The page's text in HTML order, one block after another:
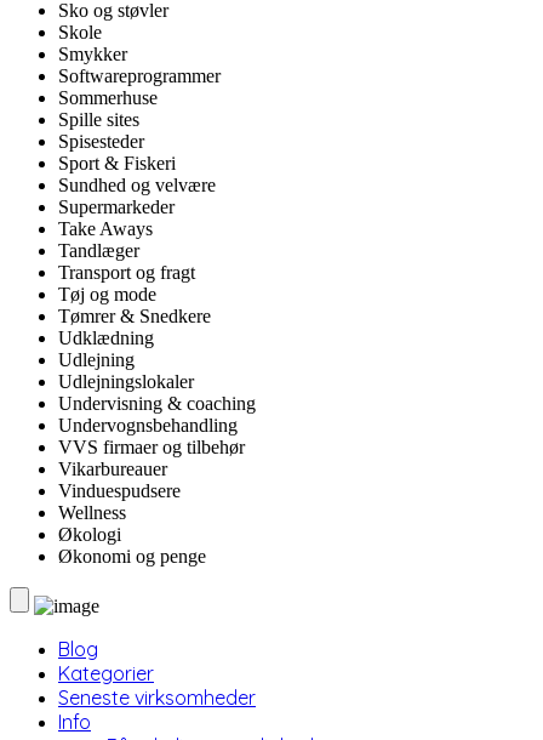
Sko og støvler
Skole
Smykker
Softwareprogrammer
Sommerhuse
Spille sites
Spisesteder
Sport & Fiskeri
Sundhed og velvære
Supermarkeder
Take Aways
Tandlæger
Transport og fragt
Tøj og mode
Tømrer & Snedkere
Udklædning
Udlejning
Udlejningslokaler
Undervisning & coaching
Undervognsbehandling
VVS firmaer og tilbehør
Vikarbureauer
Vinduespudsere
Wellness
Økologi
Økonomi og penge
Blog
Kategorier
Seneste virksomheder
Info